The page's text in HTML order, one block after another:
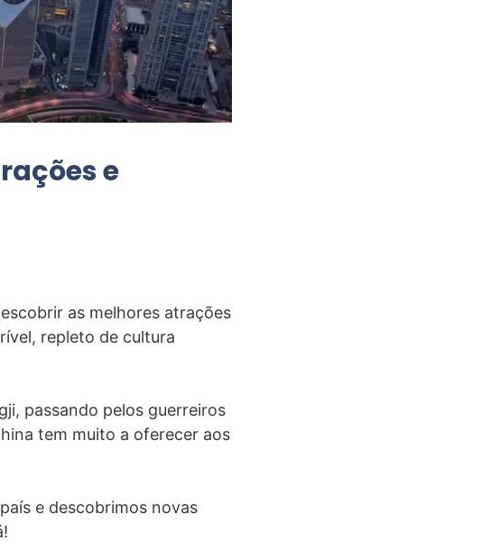
e
as melhores atrações
repleto de cultura
passando pelos guerreiros
tem muito a oferecer aos
e descobrimos novas